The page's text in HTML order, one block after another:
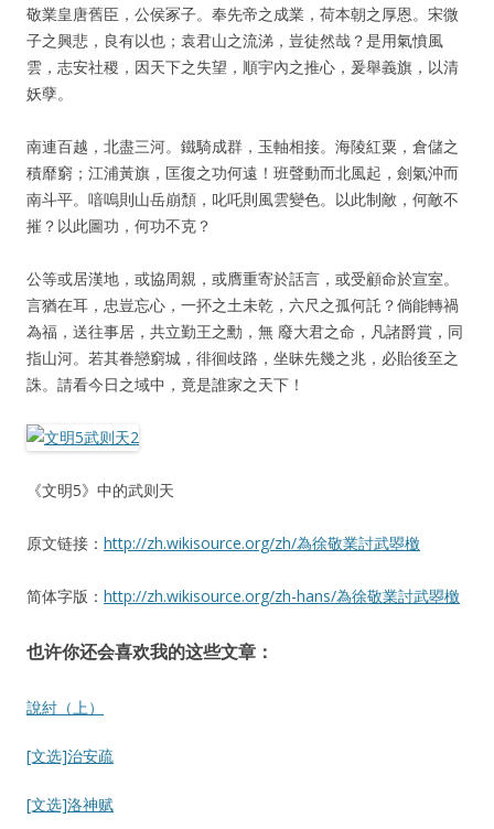
敬業皇唐舊臣，公侯冢子。奉先帝之成業，荷本朝之厚恩。宋微
子之興悲，良有以也；袁君山之流涕，豈徒然哉？是用氣憤風
雲，志安社稷，因天下之失望，順宇內之推心，爰舉義旗，以清
妖孽。
南連百越，北盡三河。鐵騎成群，玉軸相接。海陵紅粟，倉儲之
積靡窮；江浦黃旗，匡復之功何遠！班聲動而北風起，劍氣沖而
南斗平。喑嗚則山岳崩頹，叱吒則風雲變色。以此制敵，何敵不
摧？以此圖功，何功不克？
公等或居漢地，或協周親，或膺重寄於話言，或受顧命於宣室。
言猶在耳，忠豈忘心，一抔之土未乾，六尺之孤何託？倘能轉禍
為福，送往事居，共立勤王之勳，無 廢大君之命，凡諸爵賞，同
指山河。若其眷戀窮城，徘徊歧路，坐昧先幾之兆，必貽後至之
誅。請看今日之域中，竟是誰家之天下！
《文明5》中的武则天
原文链接： http://zh.wikisource.org/zh/為徐敬業討武曌檄
简体字版： http://zh.wikisource.org/zh-hans/為徐敬業討武曌檄
也许你还会喜欢我的这些文章：
說紂（上）
[文选]治安疏
[文选]洛神赋